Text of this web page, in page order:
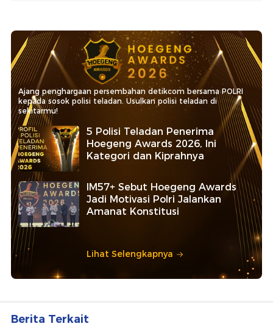
Ajang penghargaan persembahan detikcom bersama POLRI
kepada sosok polisi teladan. Usulkan polisi teladan di
sekitarmu!
5 Polisi Teladan Penerima
Hoegeng Awards 2026, Ini
Kategori dan Kiprahnya
IM57+ Sebut Hoegeng Awards
Jadi Motivasi Polri Jalankan
Amanat Konstitusi
Lihat Selengkapnya
Berita Terkait